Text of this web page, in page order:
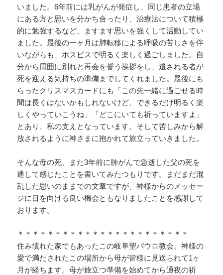
いました。6年前には乳がんが発症し、同じ患者の立場
にある方と思いを分かち合ったり、治療法について積極
的に勉強するなど、ますます思いを強くして活動してい
ました。最後の一ヶ月は肺転移による呼吸の苦しさを伴
いながらも、ホスピスで明るく楽しく過ごしました。自
分から周囲に別れと再会を誓う挨拶をし、遺される者が
死を迎える気持ちの準備までしてくれました。最後にも
らったクリスマスカードにも「この先一緒に過ごせる時
間は長くはないかもしれないけど、できるだけ明るく楽
しくやっていこうね」「どこにいても祈っていますよ」
とあり、私の支えとなっています。そして苦しみから解
放されるように神さまに抱かれて旅立っていきました。
そんな母の死、また3年前に肺がんで急逝した父の死を
通して感じたことを書いてみたつもりです。まだまだ混
乱した思いのままでの文章ですが、神様からのメッセー
ジに目を向ける良い機会ともなりましたことを感謝して
おります。
＊＊＊＊＊＊＊＊＊＊＊＊＊＊＊＊＊＊＊＊＊＊＊
住み慣れた家でもあったこの岐阜聖パウロ教会。神様の
愛で満たされたこの場所から母が皆様に見送られて1ヶ
月が経ちます。母が旅立つ準備を始めてから通夜の祈